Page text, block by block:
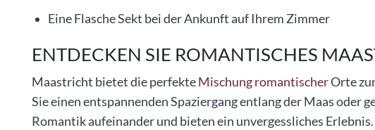
Eine Flasche Sekt bei der Ankunft auf Ihrem Zimmer
ENTDECKEN SIE ROMANTISCHES
Maastricht bietet die perfekteMischung romantischerOrte
Sie einen entspannenden Spaziergang entlang der Maas
Romantik aufeinander und bieten ein unvergessliches Erlebnis.